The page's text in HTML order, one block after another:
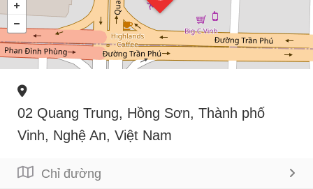
02 Quang Trung, Hồng Sơn, Thành phố
Vinh, Nghệ An, Việt Nam
Chỉ đường